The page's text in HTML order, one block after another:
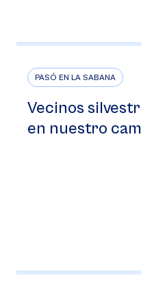
PASÓ EN LA SABANA
Vecinos
en nuestro